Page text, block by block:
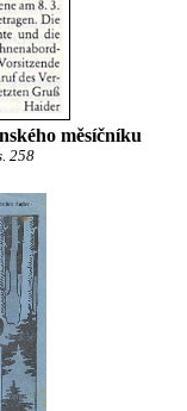
měsíčníku
258